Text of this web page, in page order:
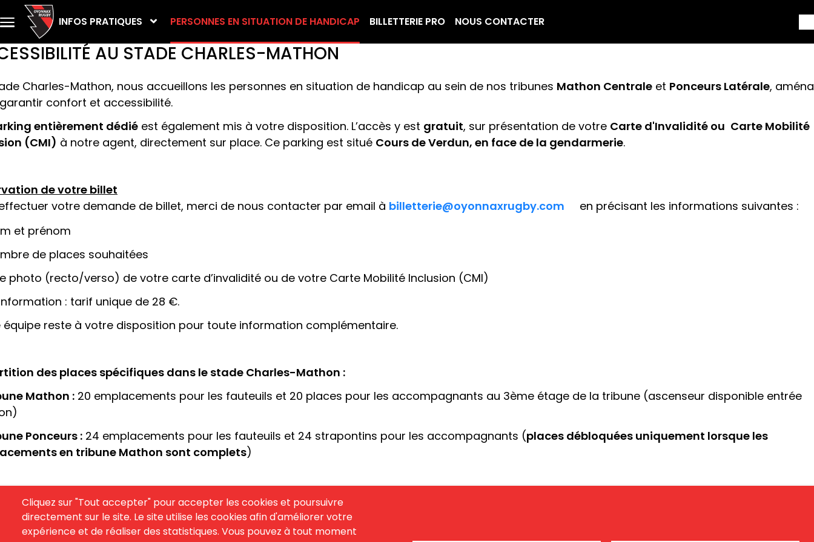
Skip to main content
Menu
principal
INFOS PRATIQUES PERSONNES EN SITUATION DE HANDICAP BILLETTERIE PRO NOUS CONTACTER
AU STADE CHARLES-MATHON
Charles-Mathon, nous accueillons les personnes en situation de handicap au sein de nos tribunes Mathon Centrale et Ponceurs Latérale,
confort et accessibilité.
entièrement dédié est également mis à votre disposition. L’accès y est gratuit, sur présentation de votre Carte d'Invalidité ou Carte Mobilité
(CMI) à notre agent, directement sur place. Ce parking est situé Cours de Verdun, en face de la gendarmerie.
de votre billet
votre demande de billet, merci de nous contacter par email à billetterie@oyonnaxrugby.com
en précisant les informations suivantes :
et prénom
de places souhaitées
photo (recto/verso) de votre carte d’invalidité ou de votre Carte Mobilité Inclusion (CMI)
: tarif unique de 28 €.
équipe reste à votre disposition pour toute information complémentaire.
des places spécifiques dans le stade Charles-Mathon :
Mathon : 20 emplacements pour les fauteuils et 20 places pour les accompagnants au 3ème étage de la tribune (ascenseur disponible entrée
Ponceurs : 24 emplacements pour les fauteuils et 24 strapontins pour les accompagnants (places débloquées uniquement lorsque les
en tribune Mathon sont complets)
Cliquez sur "Tout accepter" pour accepter les cookies et poursuivre
directement sur le site. Le site utilise les cookies afin d'améliorer votre
expérience et de réaliser des statistiques. Vous pouvez à tout moment